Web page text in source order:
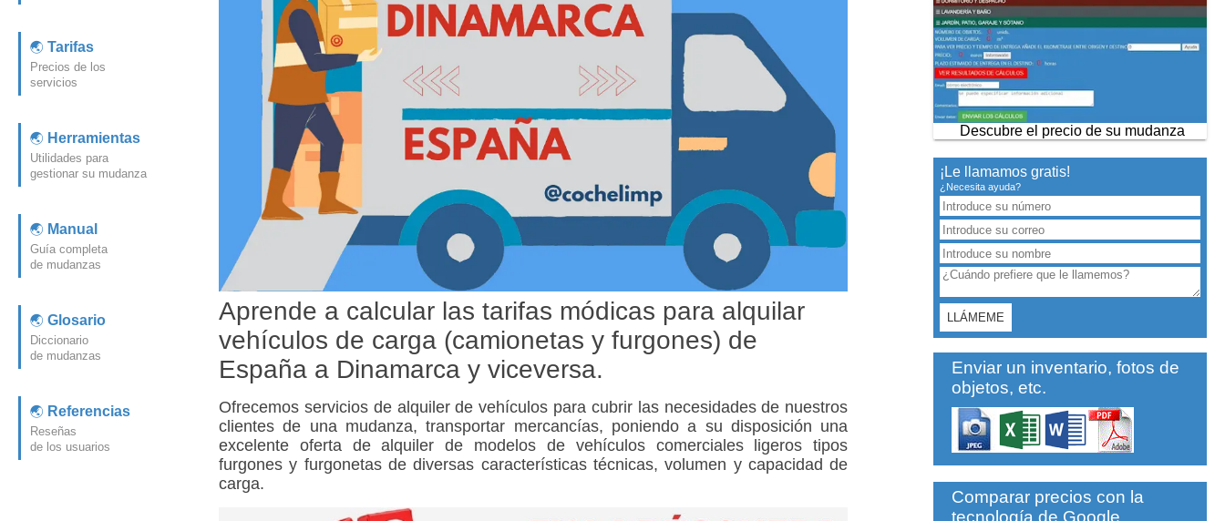
Tarifas
Precios de los
servicios
Herramientas
Utilidades para
gestionar su mudanza
Manual
Guía completa
de mudanzas
Glosario
Diccionario
de mudanzas
Referencias
Reseñas
de los usuarios
Aprende a calcular las tarifas módicas para alquilar
vehículos de carga (camionetas y furgones) de
España a Dinamarca y viceversa.
Ofrecemos servicios de alquiler de vehículos para cubrir las necesidades de nuestros
clientes de una mudanza,transportar mercancías, poniendo a su disposición una
excelente oferta de alquiler de modelos de vehículos comerciales ligeros tipos
furgones y furgonetas de diversas características técnicas, volumen y capacidad de
carga.
Descubre el precio de su mudanza
¡Le llamamos gratis!
¿Necesita ayuda?
Enviar un inventario, fotos de
objetos, etc.
Comparar precios con la
tecnología de Google